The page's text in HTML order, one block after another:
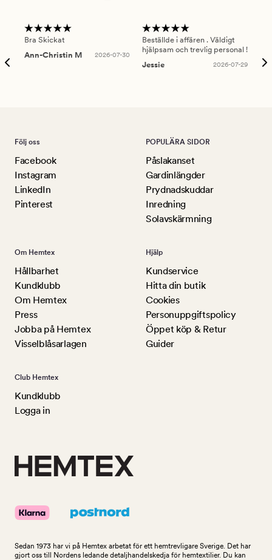
Bra Skickat
Ann-Christin M
2026-07-30
Beställde i affären . Väldigt
hjälpsam och trevlig personal !
Jessie
2026-07-29
Följ oss
Facebook
Instagram
LinkedIn
Pinterest
POPULÄRA SIDOR
Påslakanset
Gardinlängder
Prydnadskuddar
Inredning
Solavskärmning
Om Hemtex
Hållbarhet
Kundklubb
Om Hemtex
Press
Jobba på Hemtex
Visselblåsarlagen
Hjälp
Kundservice
Hitta din butik
Cookies
Personuppgiftspolicy
Öppet köp & Retur
Guider
Club Hemtex
Kundklubb
Logga in
Sedan 1973 har vi på Hemtex arbetat för ett hemtrevligare Sverige. Det har
gjort oss till Nordens ledande detaljhandelskedja för hemtextilier. Du kan